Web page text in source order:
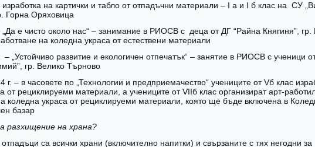
изработка на картички и табло от отпадъчни материали – I а и I б клас на СУ
Горна Оряховица
„Да е чисто около нас“ – занимание в РИОСВ с деца от ДГ “Райна Княгиня”, гр.
на коледна украса от естествени материали
– „Устойчиво развитие и екологичен отпечатък“ – занятие в РИОСВ с ученици
гр. Велико Търново
г. – в часовете по „Технологии и предприемачество“ учениците от Vб клас
от рециклируеми материали, а учениците от VIIб клас организират арт-
коледна украса от рециклируеми материали, която ще бъде включена в
базар
разхищение на храна?
са всички храни (включително напитки) и свързаните с тях негодни за